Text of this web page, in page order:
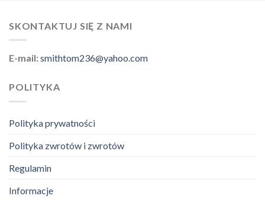
SKONTAKTUJ SIĘ Z NAMI
E-mail:smithtom236@yahoo.com
POLITYKA
Polityka prywatności
Polityka zwrotów i zwrotów
Regulamin
Informacje